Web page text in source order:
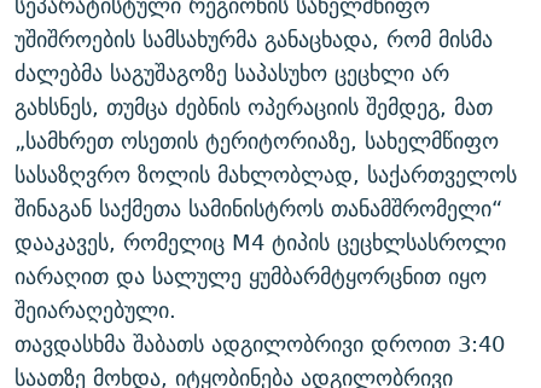
ᲨᲘᲜ - ᲣᲪᲮᲝᲔᲗᲨᲘ
ᲚᲘᲢᲔᲠᲐᲢᲣᲠᲣᲚᲘ ᲬᲐᲮᲜᲐᲒᲔᲑᲘ
ᲐᲛᲔᲠᲘᲙᲣᲚᲘ ᲛᲝᲗᲮᲠᲝᲑᲐ
ᲘᲛᲞᲔᲠᲘᲐ ᲓᲐ ᲠᲐᲓᲘᲝ
11 ᲬᲔᲚᲘ - 11 ᲐᲛᲑᲐᲕᲘ
ᲡᲐᲞᲐᲠᲚᲐᲛᲔᲜᲢᲝ ᲐᲠᲩᲔᲕᲜᲔᲑᲘᲡ ᲘᲡᲢᲝᲠᲘᲐ
ᲑᲐᲕᲨᲕᲔᲑᲘ ᲞᲠᲝᲡᲢᲘᲢᲣᲪᲘᲐᲨᲘ - ᲐᲛᲝᲣᲗᲥᲛᲔᲚᲘ ᲐᲛᲑᲐᲕᲘ
5 ᲐᲛᲑᲐᲕᲘ - 20 ᲘᲕᲜᲘᲡᲡ ᲓᲐᲨᲐᲕᲔᲑᲣᲚᲔᲑᲘ
ᲐᲒᲕᲘᲡᲢᲝᲡ ᲝᲛᲘ
ПРИВЕТ ᲙᲣᲚᲢᲣᲠᲐ
რთე/რთ-ის ყველა საიტი
უშიშროების სამსახურმა განაცხადა, რომ მისმა
ძალებმა საგუშაგოზე საპასუხო ცეცხლი არ
გახსნეს, თუმცა ძებნის ოპერაციის შემდეგ, მათ
„სამხრეთ ოსეთის ტერიტორიაზე, სახელმწიფო
სასაზღვრო ზოლის მახლობლად, საქართველოს
შინაგან საქმეთა სამინისტროს თანამშრომელი“
დააკავეს, რომელიც M4 ტიპის ცეცხლსასროლი
იარაღით და სალულე ყუმბარმტყორცნით იყო
შეიარაღებული.
თავდასხმა შაბათს ადგილობრივი დროით 3:40
საათზე მოხდა, იტყობინება ადგილობრივი